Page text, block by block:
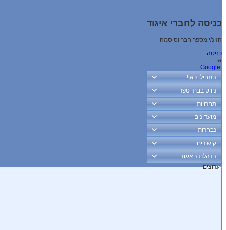
כניסה לחברי איגוד
הזינ/י מספר חבר וסיסמה
כניסה
או
Google
התחילו כאן!
ניווט בבתי ספר
תחרויות
מועדונים
נבחרות
קישורים
הנהלת האיגוד
ערוצים